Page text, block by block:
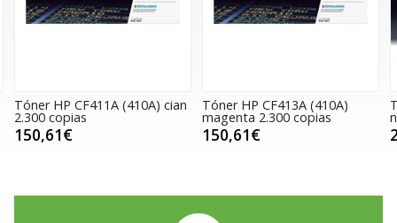
Tóner HP CF411A (410A) cian
2.300 copias
150,61€
Tóner HP CF413A (410A)
magenta 2.300 copias
150,61€